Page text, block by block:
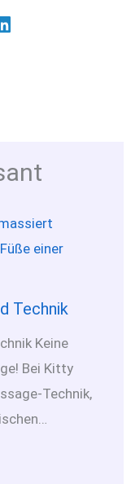
Technik
Keine
Bei Kitty
Technik,